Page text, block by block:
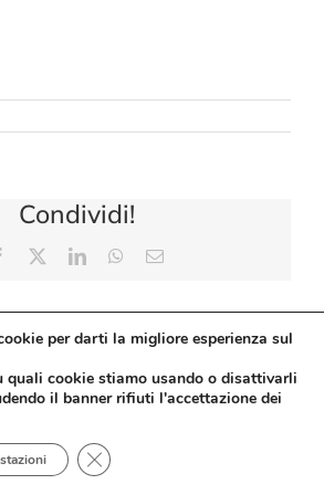
Condividi!
Facebook LinkedInWhatsApp
Email
per darti la migliore esperienza sul
quali cookie stiamo usando o disattivarli
il banner rifiuti l'accettazione dei
Close GDPR Cookie Banner